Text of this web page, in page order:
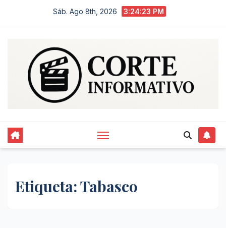
Sáb. Ago 8th, 2026 3:24:24 PM
Etiqueta:Tabasco